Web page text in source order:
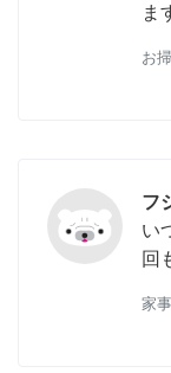
ま
お
フ
い
回
家